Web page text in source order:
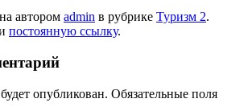
автором admin в рубрике Туризм 2.
постоянную ссылку.
опубликован. Обязательные поля